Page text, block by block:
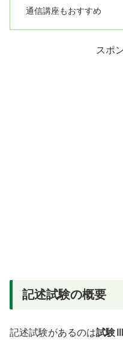
通信講座もおすすめ
スポ
記述試験の概要
記述試験があるのは試験Ⅲ